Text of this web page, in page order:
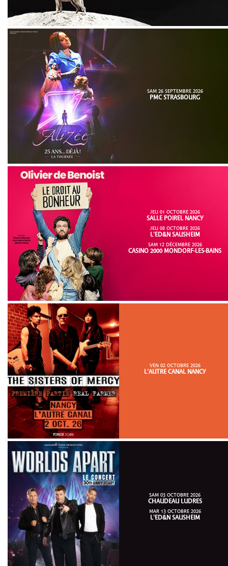
SAM 26 SEPTEMBRE 2026
PMC STRASBOURG
JEU 01 OCTOBRE 2026
SALLE POIREL NANCY
JEU 08 OCTOBRE 2026
L'ED&N SAUSHEIM
SAM 12 DÉCEMBRE 2026
CASINO 2000 MONDORF-LES-BAINS
VEN 02 OCTOBRE 2026
L'AUTRE CANAL NANCY
SAM 03 OCTOBRE 2026
CHAUDEAU LUDRES
MAR 13 OCTOBRE 2026
L'ED&N SAUSHEIM